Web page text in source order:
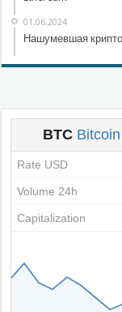
01.06.2024
Нашумевшая